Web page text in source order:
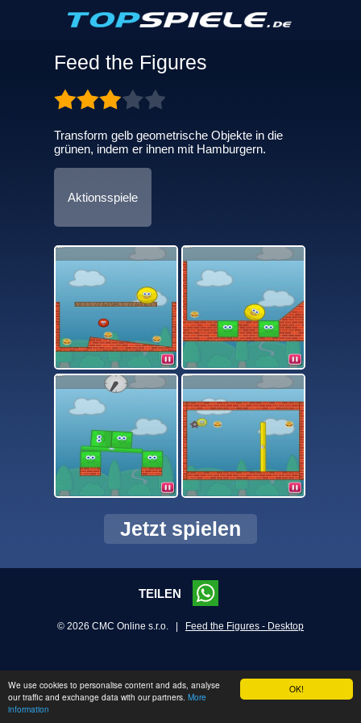
OK!
We use cookies to personalise content and ads, analyse
our traffic and exchange data with our partners. More
information
Feed the Figures
Transform gelb geometrische Objekte in die
grünen, indem er ihnen mit Hamburgern.
Aktionsspiele
Jetzt spielen
TEILEN
© 2026 CMC Online s.r.o. | Feed the Figures - Desktop